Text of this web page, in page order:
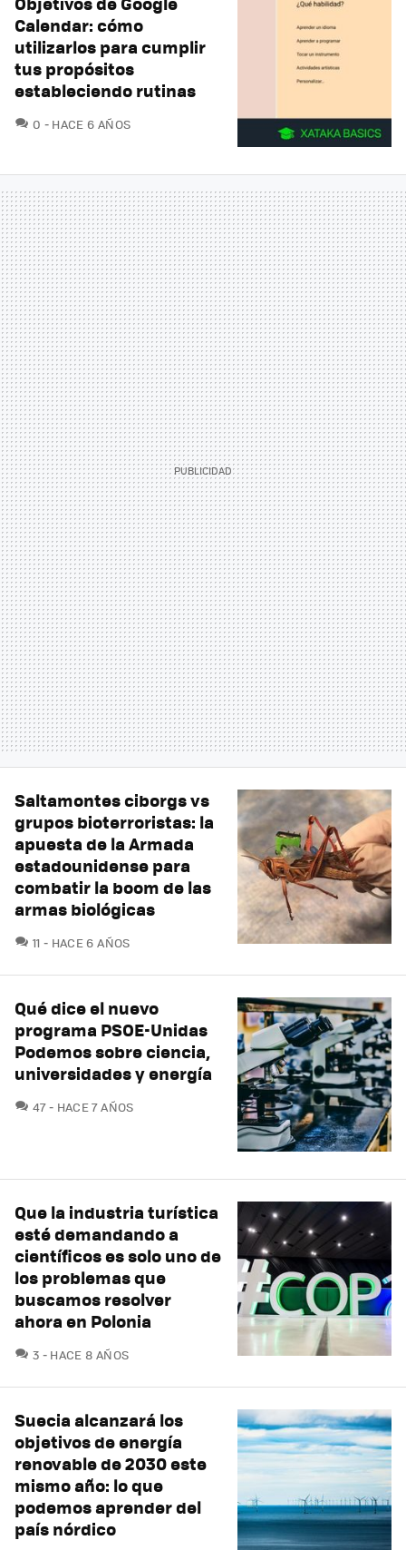
Calendar: cómo
utilizarlos para cumplir
tus propósitos
estableciendo rutinas
0 COMENTARIOS
HACE 6 AÑOS
Saltamontes ciborgs vs
grupos bioterroristas: la
apuesta de la Armada
estadounidense para
combatir la boom de las
armas biológicas
11 COMENTARIOS
HACE 6 AÑOS
Qué dice el nuevo
programa PSOE-Unidas
Podemos sobre ciencia,
universidades y energía
47COMENTARIOS
HACE 7 AÑOS
Que la industria turística
esté demandando a
científicos es solo uno de
los problemas que
buscamos resolver
ahora en Polonia
3 COMENTARIOS
HACE 8 AÑOS
Suecia alcanzará los
objetivos de energía
renovable de 2030 este
mismo año: lo que
podemos aprender del
país nórdico